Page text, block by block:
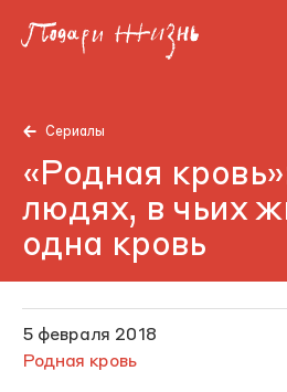
Сериалы
«Родная
людях, в чьих
одна кровь
5 февраля 2018
Родная кровь